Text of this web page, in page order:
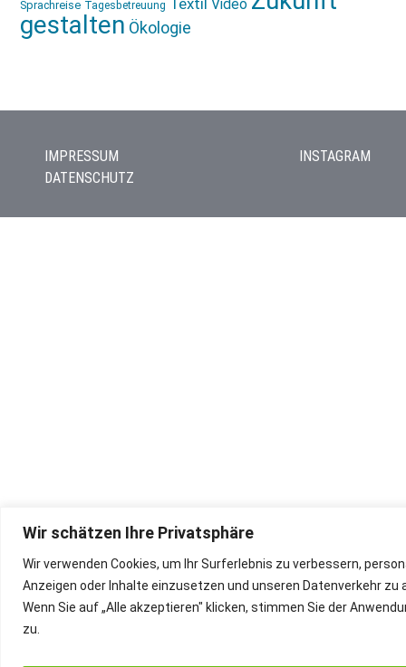
Wir schätzen Ihre Privatsphäre
Wir verwenden Cookies, um Ihr Surferlebnis zu verbessern,
Anzeigen oder Inhalte einzusetzen und unseren Datenverkehr zu
Wenn Sie auf „Alle akzeptieren" klicken, stimmen Sie der
zu.
Sprachreise Tagesbetreuung Video
gestalten Ökologie
IMPRESSUM
DATENSCHUTZ
INSTAGRAM